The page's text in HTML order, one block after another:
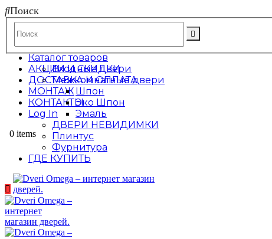
Поиск
АКЦИИ И СКИДКИ
ДОСТАВКА И ОПЛАТА
МОНТАЖ
КОНТАКТЫ
Log In
0 items
Каталог товаров
Входные двери
Межкомнатные двери
Шпон
Эко Шпон
Эмаль
ДВЕРИ НЕВИДИМКИ
Плинтус
Фурнитура
ГДЕ КУПИТЬ